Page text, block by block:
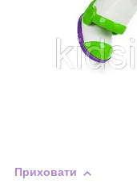
Приховати